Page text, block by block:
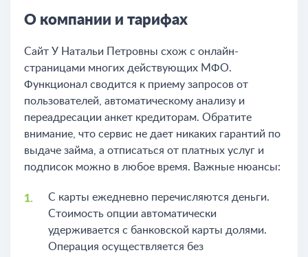
О компании и тарифах
Сайт У Натальи Петровны схож с онлайн-
страницами многих действующих МФО.
Функционал сводится к приему запросов от
пользователей, автоматическому анализу и
переадресации анкет кредиторам. Обратите
внимание, что сервис не дает никаких гарантий по
выдаче займа, а отписаться от платных услуг и
подписок можно в любое время. Важные нюансы:
С карты ежедневно перечисляются деньги.
Стоимость опции автоматически
удерживается с банковской карты долями.
Операция осуществляется без